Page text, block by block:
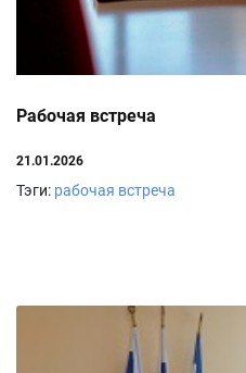
Рабочая встреча
21.01.2026
Тэги: рабочая встреча